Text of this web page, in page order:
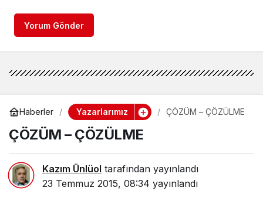
Yorum Gönder
Haberler Yazarlarımız ÇÖZÜM – ÇÖZÜLME
ÇÖZÜM – ÇÖZÜLME
Kazım Ünlüol tarafından yayınlandı
23 Temmuz 2015, 08:34 yayınlandı